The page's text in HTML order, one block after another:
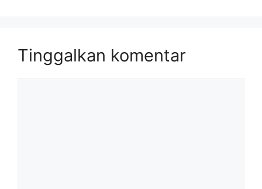
Tinggalkan komentar